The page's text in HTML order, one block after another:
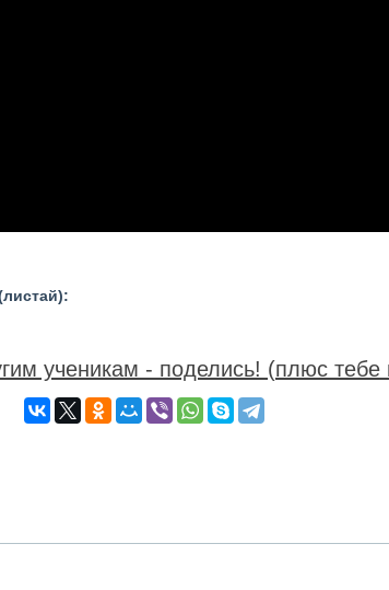
ученикам - поделись! (плюс тебе